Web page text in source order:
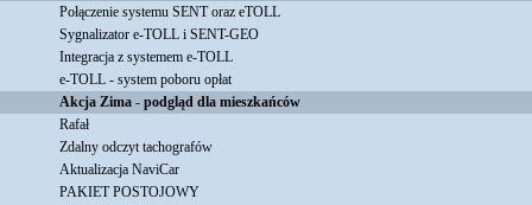
Połączenie systemu SENT oraz eTOLL
Sygnalizator e-TOLL i SENT-GEO
Integracja z systemem e-TOLL
e-TOLL - system poboru opłat
Akcja Zima - podgląd dla mieszkańców
Rafał
Zdalny odczyt tachografów
Aktualizacja NaviCar
PAKIET POSTOJOWY